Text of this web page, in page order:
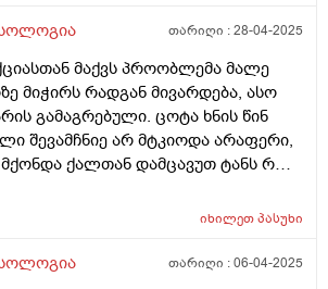
თარიღი :28-04-2025
მაქვს პროობლემა მალე
მიჭირს რადგან მივარდება, ასო
გამაგრებული. ცოტა ხნის წინ
შევამჩნიე არ მტკიოდა არაფერი,
ქალთან დამცავუთ ტანს რო
უნდა ბრალი იყო. სპირტს
მაქვს ანალიზმა 16 მიჩვენა
იხილეთპასუხი
თარიღი :06-04-2025